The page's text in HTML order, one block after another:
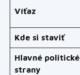
Víťaz
Kde si staviť
Hlavné politické
strany